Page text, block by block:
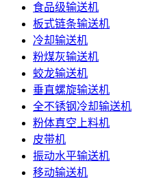
食品级输送机
板式链条输送机
冷却输送机
粉煤灰输送机
蛟龙输送机
垂直螺旋输送机
全不锈钢冷却输送机
粉体真空上料机
皮带机
振动水平输送机
移动输送机